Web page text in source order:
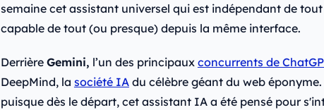
semaine cet assistant universel qui est indépendant de
capable de tout (ou presque) depuis la même interface.
Derrière Gemini, l’un des principaux concurrents de
DeepMind, la société IAdu célèbre géant du web éponyme.
puisque dès le départ, cet assistant IA a été pensé pour